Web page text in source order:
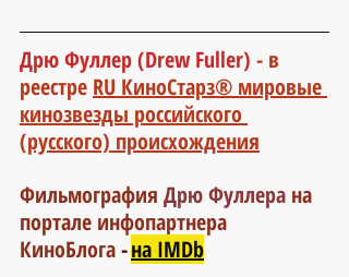
Дрю Фуллер (Drew Fuller) - в
реестре RU КиноСтарз® мировые
кинозвезды российского
(русского) происхождения
Фильмография Дрю Фуллера на
портале инфопартнера
КиноБлога -на IMDb